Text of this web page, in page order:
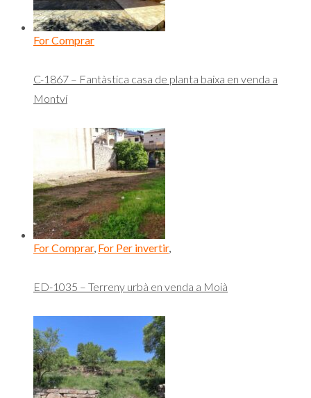
For Comprar
C-1867 – Fantàstica casa de planta baixa en venda a
Montví
For Comprar, For Per invertir,
ED-1035 – Terreny urbà en venda a Moià